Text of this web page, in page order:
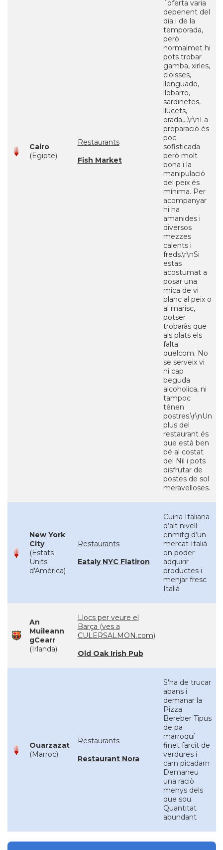
Cairo
(Egipte)
Restaurants
Fish Market
´oferta varia
depenent del
dia i de la
temporada,
però
normalmet hi
pots trobar
gamba, xirles,
cloisses,
llenguado,
llobarro,
sardinetes,
llucets,
orada,...\r\nLa
preparació és
poc
sofisticada
però molt
bona i la
manipulació
del peix és
mínima. Per
acompanyar
hi ha
amanides i
diversos
mezzes
calents i
freds.\r\nSi
estas
acostumat a
posar una
mica de vi
blanc al peix o
al marisc,
potser
trobaràs que
als plats els
falta
quelcom. No
se serveix vi
ni cap
beguda
alcoholica, ni
tampoc
ténen
postres.\r\nUn
plus del
restaurant és
que està ben
bé al costat
del Nil i pots
disfrutar de
postes de sol
meravelloses.
New York
City
(Estats
Units
d'Amèrica)
Restaurants
Eataly NYC Flatiron
Cuina Italiana
d’alt nivell
enmitg d’un
mercat Italià
on poder
adquirir
productes i
menjar fresc
Italià
An
Muileann
gCearr
(Irlanda)
Llocs per veure el
Barça (ves a
CULERSALMON.com)
Old Oak Irish Pub
Ouarzazat
(Marroc)
Restaurants
Restaurant Nora
S'ha de trucar
abans i
demanar la
Pizza
Bereber Tipus
de pa
marroquí
finet farcit de
verdures i
carn picadarn
Demaneu
una raciò
menys dels
que sou.
Quantitat
abundant